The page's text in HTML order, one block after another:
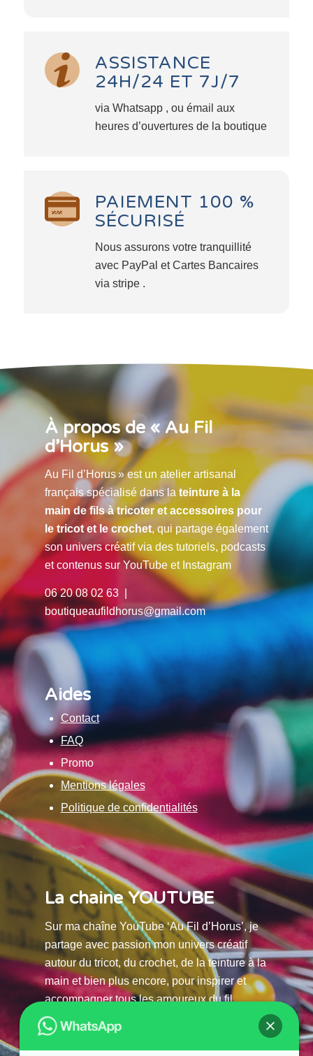
ASSISTANCE
24H/24 ET 7J/7
via Whatsapp , ou émail aux
heures d’ouvertures de la boutique
PAIEMENT 100 %
SÉCURISÉ
Nous assurons votre tranquillité
avec PayPal et Cartes Bancaires
via stripe .
À propos de « Au Fil
d’Horus »
Au Fil d’Horus » est un atelier artisanal
français spécialisé dans la teinture à la
main de fils à tricoter et accessoires pour
le tricot et le crochet, qui partage également
son univers créatif via des tutoriels, podcasts
et contenus sur YouTube et Instagram
06 20 08 02 63 |
boutiqueaufildhorus@gmail.com
Aides
Contact
FAQ
Promo
Mentions légales
Politique de confidentialités
La chaine YOUTUBE
Sur ma chaîne YouTube ‘Au Fil d’Horus’, je
partage avec passion mon univers créatif
autour du tricot, du crochet, de la teinture à la
main et bien plus encore, pour inspirer et
accompagner tous les amoureux du fil.